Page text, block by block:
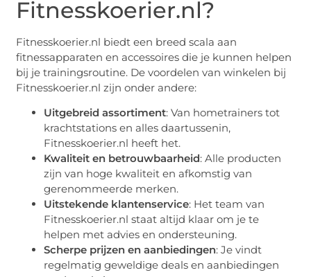
Fitnesskoerier.nl?
Fitnesskoerier.nl biedt een breed scala aan
fitnessapparaten en accessoires die je kunnen helpen
bij je trainingsroutine. De voordelen van winkelen bij
Fitnesskoerier.nl zijn onder andere:
Uitgebreid assortiment: Van hometrainers tot
krachtstations en alles daartussenin,
Fitnesskoerier.nl heeft het.
Kwaliteit en betrouwbaarheid: Alle producten
zijn van hoge kwaliteit en afkomstig van
gerenommeerde merken.
Uitstekende klantenservice: Het team van
Fitnesskoerier.nl staat altijd klaar om je te
helpen met advies en ondersteuning.
Scherpe prijzen en aanbiedingen: Je vindt
regelmatig geweldige deals en aanbiedingen